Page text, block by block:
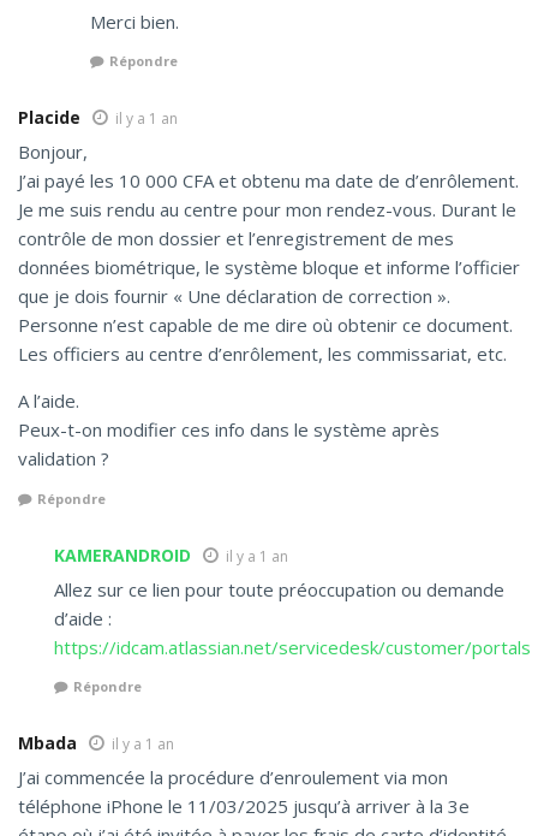
Merci bien.
Répondre
Placide il y a 1 an
Bonjour,
J’ai payé les 10 000 CFA et obtenu ma date de d’enrôlement.
Je me suis rendu au centre pour mon rendez-vous. Durant le
contrôle de mon dossier et l’enregistrement de mes
données biométrique, le système bloque et informe l’officier
que je dois fournir « Une déclaration de correction ».
Personne n’est capable de me dire où obtenir ce document.
Les officiers au centre d’enrôlement, les commissariat, etc.
A l’aide.
Peux-t-on modifier ces info dans le système après
validation ?
Répondre
KAMERANDROID il y a 1 an
Allez sur ce lien pour toute préoccupation ou demande
d’aide :
https://idcam.atlassian.net/servicedesk/customer/portals
Répondre
Mbada il y a 1 an
J’ai commencée la procédure d’enroulement via mon
téléphone iPhone le 11/03/2025 jusqu’à arriver à la 3e